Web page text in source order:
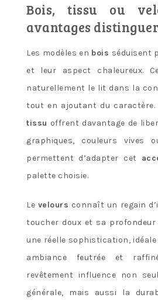
Bois, tissu ou
avantages
Les modèles en bois séduisent
et leur aspect chaleureux.
naturellement le lit dans la
tout en ajoutant du
tissu offrent davantage de
graphiques, couleurs vives
permettent d’adapter cet
palette choisie.
Le velours connaît un regain
toucher doux et sa
une réelle sophistication,
ambiance feutrée et
revêtement influence non
générale, mais aussi la